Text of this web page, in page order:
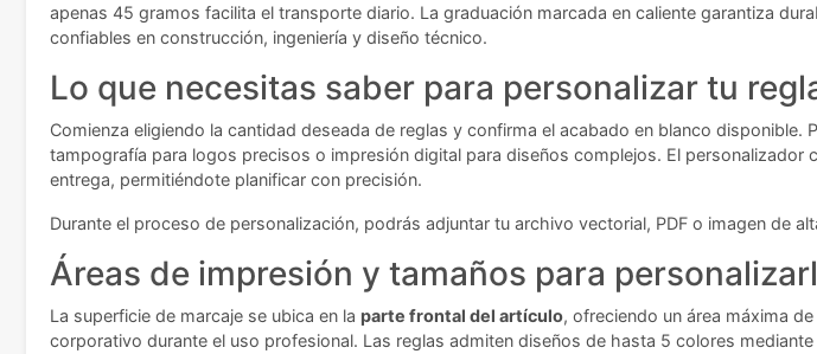
apenas 45 gramos facilita el transporte diario. La graduación marcada en caliente garantiza
confiables en construcción, ingeniería y diseño técnico.
Lo que necesitas saber para personalizar tu
Comienza eligiendo la cantidad deseada de reglas y confirma el acabado en blanco
tampografía para logos precisos o impresión digital para diseños complejos. El
entrega, permitiéndote planificar con precisión.
Durante el proceso de personalización, podrás adjuntar tu archivo vectorial, PDF o imagen de
Áreas de impresión y tamaños para
La superficie de marcaje se ubica en la parte frontal del artículo, ofreciendo un área máxima
corporativo durante el uso profesional. Las reglas admiten diseños de hasta 5 colores